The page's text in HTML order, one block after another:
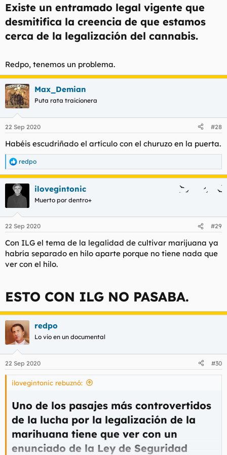
Existe un entramado legal vigente que
desmitifica la creencia de que estamos
cerca de la legalización del cannabis.​
Redpo, tenemos un problema.
Max_Demian
Puta rata traicionera
22 Sep 2020 #28
Habéis escudriñado el artículo con el churuzo en la puerta.
R
e
a
c
e
:
redpo
ilovegintonic
Muerto por dentro+
22 Sep 2020 #29
Con ILG el tema de la legalidad de cultivar marijuana ya
habría separado en hilo aparte porque no tiene nada que
ver con el hilo.
ESTO CON ILG NO PASABA.
redpo
Lo vio en un documental
22 Sep 2020 #30
ilovegintonic rebuznó:
Uno de los pasajes más controvertidos
de la lucha por la legalización de la
marihuana tiene que ver con un
enunciado de la Ley de Seguridad